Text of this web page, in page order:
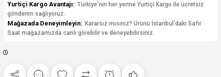
Yurtiçi Kargo Avantajı: Türkiye'nin her yerine Yurtiçi Kargo ile ücretsiz
gönderim sağlıyoruz.
Mağazada Deneyimleyin: Kararsız mısınız? Ürünü İstanbul'daki Safir
Saat mağazamızda canlı görebilir ve deneyebilirsiniz.